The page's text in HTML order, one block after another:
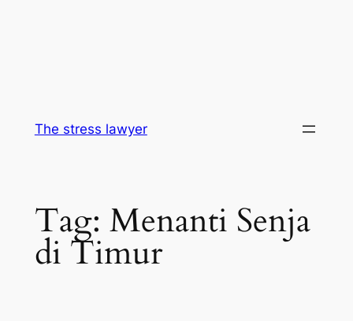
The stress lawyer
Tag: Menanti Senja
di Timur